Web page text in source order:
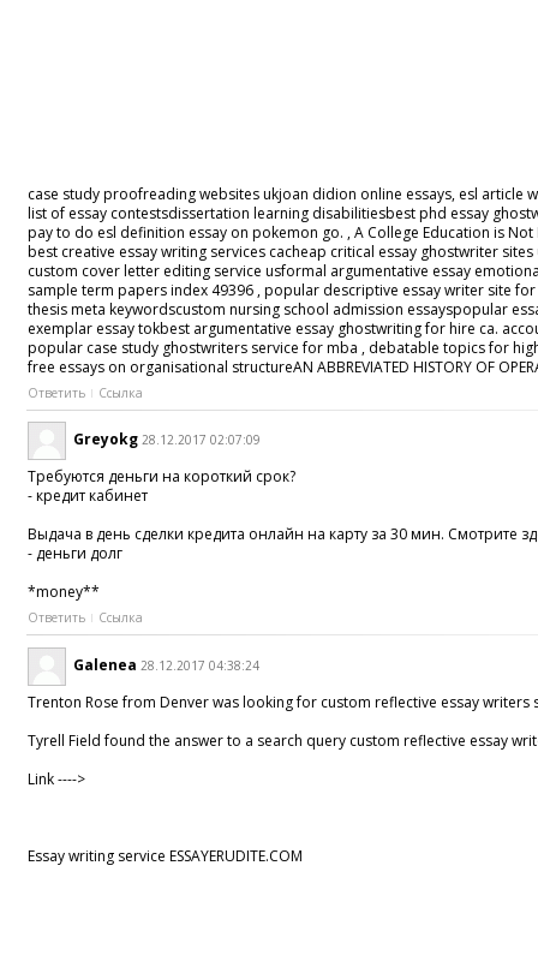
case study proofreading websites ukjoan didion online essays, esl
list of essay contestsdissertation learning disabilitiesbest phd essay
pay to do esl definition essay on pokemon go. , A College Education is
best creative essay writing services cacheap critical essay ghostwriter
custom cover letter editing service usformal argumentative essay
sample term papers index 49396 , popular descriptive essay writer site
thesis meta keywordscustom nursing school admission essayspopular
exemplar essay tokbest argumentative essay ghostwriting for hire ca.
popular case study ghostwriters service for mba , debatable topics for
free essays on organisational structureAN ABBREVIATED HISTORY OF
Ответить Ссылка
Greyokg 28.12.2017 02:07:09
Требуются деньги на короткий срок?
- кредит кабинет
Выдача в день сделки кредита онлайн на карту за 30 мин. Смотрите
- деньги долг
*money**
Ответить Ссылка
Galenea 28.12.2017 04:38:24
Trenton Rose from Denver was looking for custom reflective essay writers
Tyrell Field found the answer to a search query custom reflective essay
Link ---->
Essay writing service ESSAYERUDITE.COM